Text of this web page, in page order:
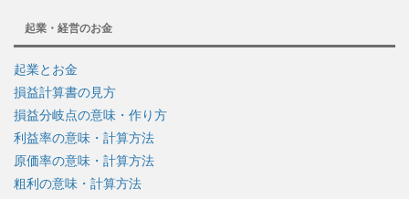
起業・経営のお金
起業とお金
損益計算書の見方
損益分岐点の意味・作り方
利益率の意味・計算方法
原価率の意味・計算方法
粗利の意味・計算方法